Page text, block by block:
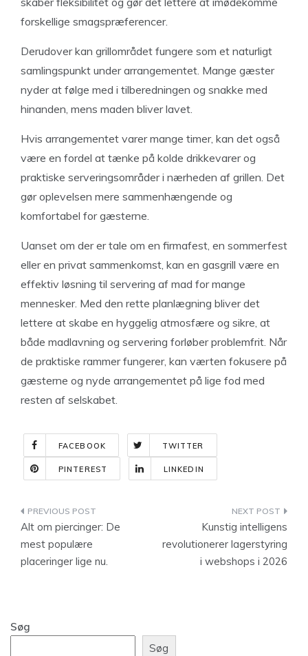
forskellige smagspræferencer.
Derudover kan grillområdet fungere som et naturligt
samlingspunkt under arrangementet. Mange gæster
nyder at følge med i tilberedningen og snakke med
hinanden, mens maden bliver lavet.
Hvis arrangementet varer mange timer, kan det også
være en fordel at tænke på kolde drikkevarer og
praktiske serveringsområder i nærheden af grillen. Det
gør oplevelsen mere sammenhængende og
komfortabel for gæsterne.
Uanset om der er tale om en firmafest, en sommerfest
eller en privat sammenkomst, kan en gasgrill være en
effektiv løsning til servering af mad for mange
mennesker. Med den rette planlægning bliver det
lettere at skabe en hyggelig atmosfære og sikre, at
både madlavning og servering forløber problemfrit. Når
de praktiske rammer fungerer, kan værten fokusere på
gæsterne og nyde arrangementet på lige fod med
resten af selskabet.
FACEBOOK TWITTER
PINTEREST LINKEDIN
Indlægsnavigation
Alt om piercinger: De
mest populære
placeringer lige nu.
Kunstig intelligens
revolutionerer lagerstyring
i webshops i 2026
Søg
Søg